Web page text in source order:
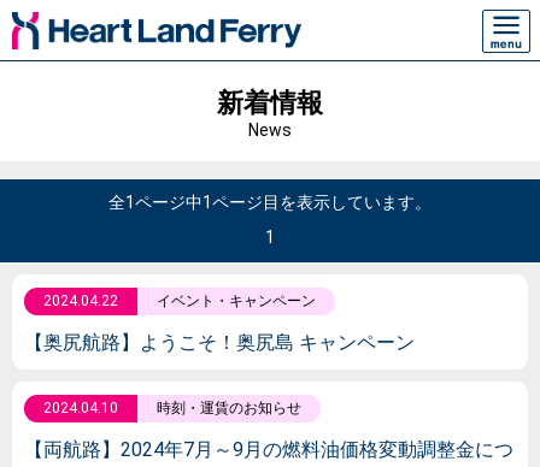
新着情報
News
全1ページ中1ページ目を表示しています。
1
2024.04.22 イベント・キャンペーン
【奥尻航路】ようこそ！奥尻島 キャンペーン
2024.04.10 時刻・運賃のお知らせ
【両航路】2024年7月～9月の燃料油価格変動調整金につ